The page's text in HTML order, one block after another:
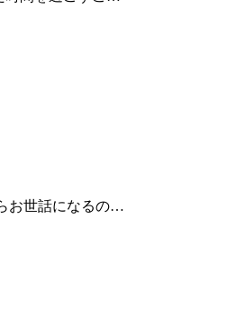
お世話になるの…